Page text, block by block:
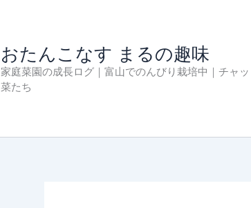
おたんこなす まるの趣味
家庭菜園の成長ログ｜富山でのんびり栽培中｜チャ
菜たち